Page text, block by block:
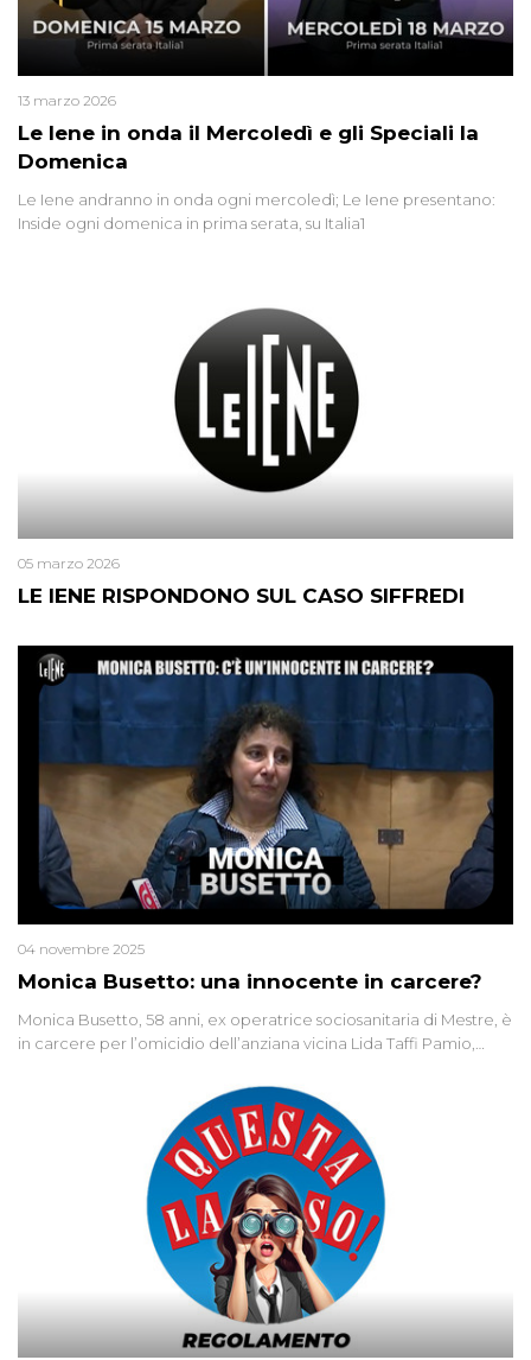
Le Iene in onda il Mercoledì e gli Speciali la
Domenica
13 marzo 2026
Le Iene andranno in onda ogni mercoledì; Le Iene presentano:
Inside ogni domenica in prima serata, su Italia1
LE IENE RISPONDONO SUL CASO SIFFREDI
05 marzo 2026
Monica Busetto: una innocente in carcere?
04 novembre 2025
Monica Busetto, 58 anni, ex operatrice sociosanitaria di Mestre, è
in carcere per l’omicidio dell’anziana vicina Lida Taffi Pamio,
minuscola su una collanina, Monica si proclama innocente. Nel
2015 un’altra donna confessa lo stesso delitto, poi ritratta. Due
colpevoli per un solo omicidio: errore giudiziario o giustizia